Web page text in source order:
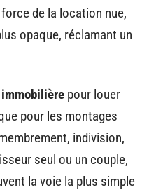
de la location nue,
opaque, réclamant un
pour louer
pour les montages
indivision,
seul ou un couple,
la voie la plus simple